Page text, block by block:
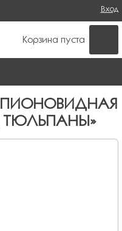
ФОРМА ПОИСКА
Вход
Корзина пуста
ПИОНОВИДНАЯ
ТЮЛЬПАНЫ»